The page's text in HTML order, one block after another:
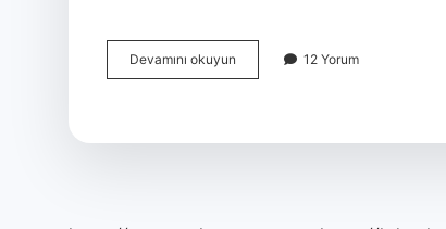
Devamını okuyun
Yerine
12 Yorum